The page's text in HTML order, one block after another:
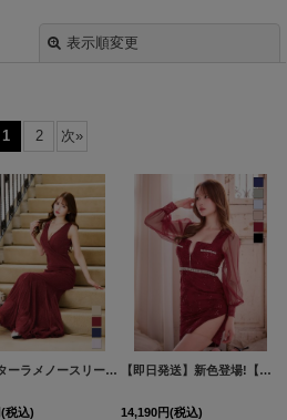
表示順変更
絞り込む
1 2 次»
グリッターラメノースリーブロングドレス/キャバドレス【S-Lサイズ/4カラー】[OF03] 【IM】
(税込)
【即日発送】新色登場!【送料無料】スクエアネック/フロントジップ/チュール袖/シアー/刺繍/レース/タイト/スリット/ミニドレス/キャバドレス【XS-XLサイズ/6カラー】[OF03-X]【YN】dzj
14,190円(税込)